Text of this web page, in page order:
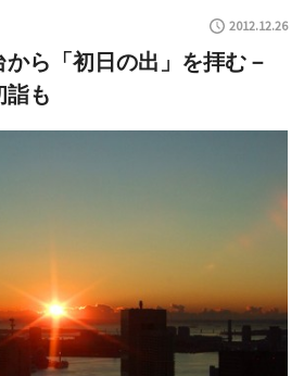
2012.12.26
ら「初日の出」を拝む－
詣も